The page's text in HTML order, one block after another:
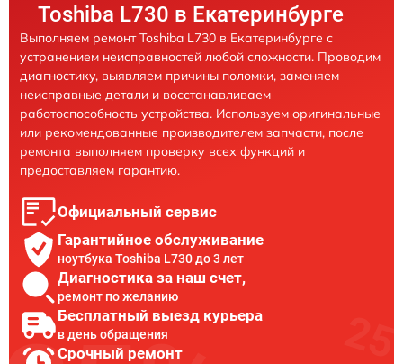
Toshiba L730 в Екатеринбурге
Выполняем ремонт Toshiba L730 в Екатеринбурге с
устранением неисправностей любой сложности. Проводим
диагностику, выявляем причины поломки, заменяем
неисправные детали и восстанавливаем
работоспособность устройства. Используем оригинальные
или рекомендованные производителем запчасти, после
ремонта выполняем проверку всех функций и
предоставляем гарантию.
Официальный сервис
Гарантийное обслуживание
ноутбука Toshiba L730 до 3 лет
Диагностика за наш счет,
ремонт по желанию
Бесплатный выезд курьера
в день обращения
Срочный ремонт